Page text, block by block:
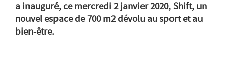
a inauguré, ce mercredi 2 janvier 2020, Shift, un
nouvel espace de 700 m2 dévolu au sport et au
bien-être.